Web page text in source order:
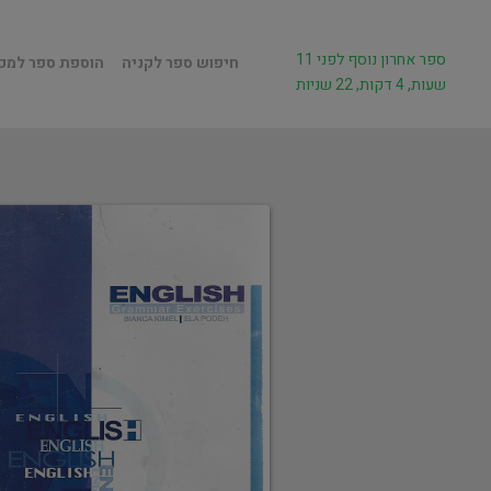
חיפוש ספר לקניה הוספת ספר
ספר אחרון נוסף לפני 11
שעות, 4 דקות, 22 שניות